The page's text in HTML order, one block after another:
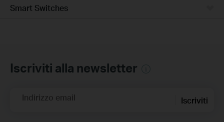
Smart Switches
Iscriviti alla newsletter
Indirizzo email Iscriviti